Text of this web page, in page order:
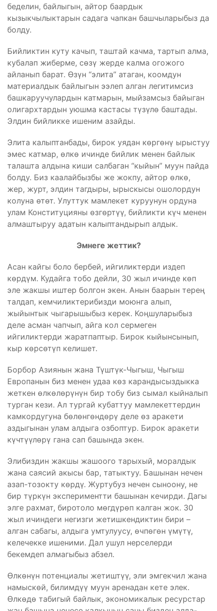
беделин, байлыгын, айтор баардык
кызыкчылыктарын садага чапкан башчыларыбыз да
болду.
Бийликтин куту качып, таштай качма, тартып алма,
кубалап жиберме, сөзү жерде калма огожого
айланып барат. Өзүн “элита” атаган, коомдун
материалдык байлыгын ээлеп алган легитимсиз
башкаруучулардын катмарын, мыйзамсыз байыган
олигархтардын уюшма кастасы түзүлө баштады.
Элдин бийликке ишеним азайды.
Элита калыптанбады, бирок уядан көргөнү ырыстуу
эмес катмар, өлкө ичинде бийлик менен байлык
талашта алдына киши салбаган “кыйын” муун пайда
болду. Биз каалайбызбы же жокпу, айтор өлкө,
жер, журт, элдин тагдыры, ырыскысы ошолордун
колуна өтөт. Улуттук мамлекет куруунун ордуна
улам Конституцияны өзгөртүү, бийликти күч менен
алмаштыруу адатын калыптандырып алдык.
Эмнеге жеттик?
Асан кайгы боло бербей, ийгиликтерди издеп
көрдүм. Кудайга тобо дейли, 30 жыл ичинде көп
эле жакшы иштер болгон экен. Анын баарын терең
талдап, кемчиликтерибизди моюнга алып,
жыйынтык чыгарышыбыз керек. Коңшуларыбыз
деле асман чапчып, айга кол сермеген
ийгиликтерди жаратпаптыр. Бирок кыйынсынып,
кыр көрсөтүп келишет.
Борбор Азиянын жана Түштүк-Чыгыш, Чыгыш
Европанын биз менен удаа көз карандысыздыкка
жеткен өлкөлөрүнүн бир тобу биз сымал кыйналып
турган кези. Ал тургай кубаттуу мамлекеттердин
камкордугуна бөлөнгөндөрү деле өз аракети
аздыгынан улам алдыга озбоптур. Бирок аракети
күчтүүлөрү гана сап башында экен.
Элибиздин жакшы жашоого тарыхый, моралдык
жана саясий акысы бар, татыктуу. Башынан нечен
азап-тозокту көрдү. Журтубуз нечен сыноону, не
бир түркүн экспериментти башынан кечирди. Дагы
элге рахмат, биротоло мөгдүрөп калган жок. 30
жыл ичиндеги негизги жетишкендиктин бири –
алган сабагы, алдыга умтулуусу, өчпөгөн үмүтү,
келечекке ишеними. Дал ушул нерселерди
бекемдеп алмагыбыз абзел.
Өлкөнүн потенциалы жетиштүү, эли эмгекчил жана
намыскөй, билимдүү муун аренадан кете элек.
Өлкөдө табигый байлык, экономикалык ресурстар